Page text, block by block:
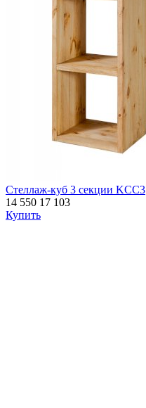
Стеллаж-куб 3 секции KCC3
14 550 17 103
Купить